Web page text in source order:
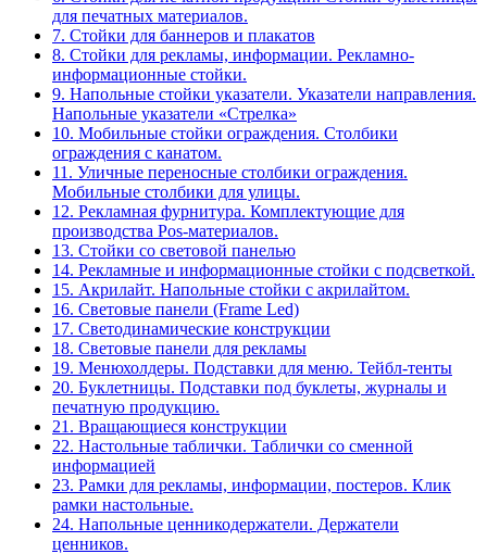
для печатных материалов.
7. Стойки для баннеров и плакатов
8. Стойки для рекламы, информации. Рекламно-
информационные стойки.
9. Напольные стойки указатели. Указатели направления.
Напольные указатели «Стрелка»
10. Мобильные стойки ограждения. Столбики
ограждения с канатом.
11. Уличные переносные столбики ограждения.
Мобильные столбики для улицы.
12. Рекламная фурнитура. Комплектующие для
производства Pos-материалов.
13. Стойки со световой панелью
14. Рекламные и информационные стойки с подсветкой.
15. Акрилайт. Напольные стойки с акрилайтом.
16. Световые панели (Frame Led)
17. Светодинамические конструкции
18. Световые панели для рекламы
19. Менюхолдеры. Подставки для меню. Тейбл-тенты
20. Буклетницы. Подставки под буклеты, журналы и
печатную продукцию.
21. Вращающиеся конструкции
22. Настольные таблички. Таблички со сменной
информацией
23. Рамки для рекламы, информации, постеров. Клик
рамки настольные.
24. Напольные ценникодержатели. Держатели
ценников.